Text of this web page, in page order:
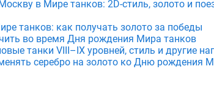
в Мире танков: 2D-стиль, золото и
танков: как получать золото за победы
во время Дня рождения Мира танков
танки VIII–IX уровней, стиль и другие
серебро на золото ко Дню рождения